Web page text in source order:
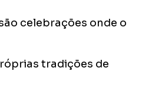
celebrações onde o
tradições de